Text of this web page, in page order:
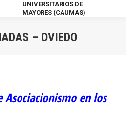
UNIVERSITARIOS DE
MAYORES (CAUMAS)
– OVIEDO
Asociacionismo en los